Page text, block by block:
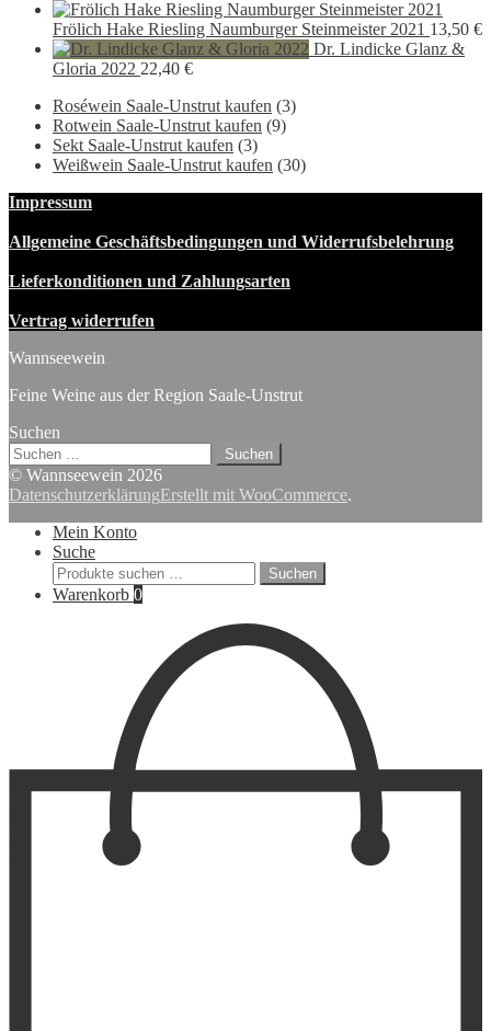
Frölich Hake Riesling Naumburger Steinmeister 2021 13,50 €
Dr. Lindicke Glanz &
Gloria 2022 22,40 €
Roséwein Saale-Unstrut kaufen (3)
Rotwein Saale-Unstrut kaufen (9)
Sekt Saale-Unstrut kaufen (3)
Weißwein Saale-Unstrut kaufen (30)
Impressum
Allgemeine Geschäftsbedingungen und Widerrufsbelehrung
Lieferkonditionen und Zahlungsarten
Vertrag widerrufen
Wannseewein
Feine Weine aus der Region Saale-Unstrut
Suchen
Suchen
nach:
© Wannseewein 2026
DatenschutzerklärungErstellt mit WooCommerce.
Mein Konto
Suche
Suchen
nach:
Suchen
Warenkorb 0